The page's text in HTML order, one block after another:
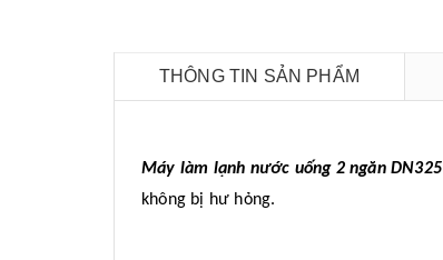
THÔNG TIN SẢN PHẨM
Máy làm lạnh nước uống 2 ngăn DN325
không bị hư hỏng.